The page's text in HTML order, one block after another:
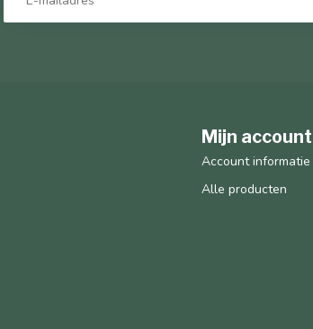
Mijn account
Account informatie
Alle producten